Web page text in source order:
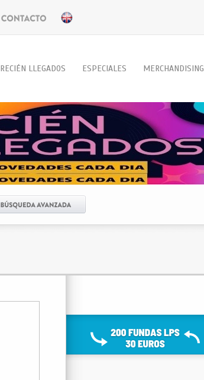
RECIÉN LLEGADOS ESPECIALES MERCHANDISING